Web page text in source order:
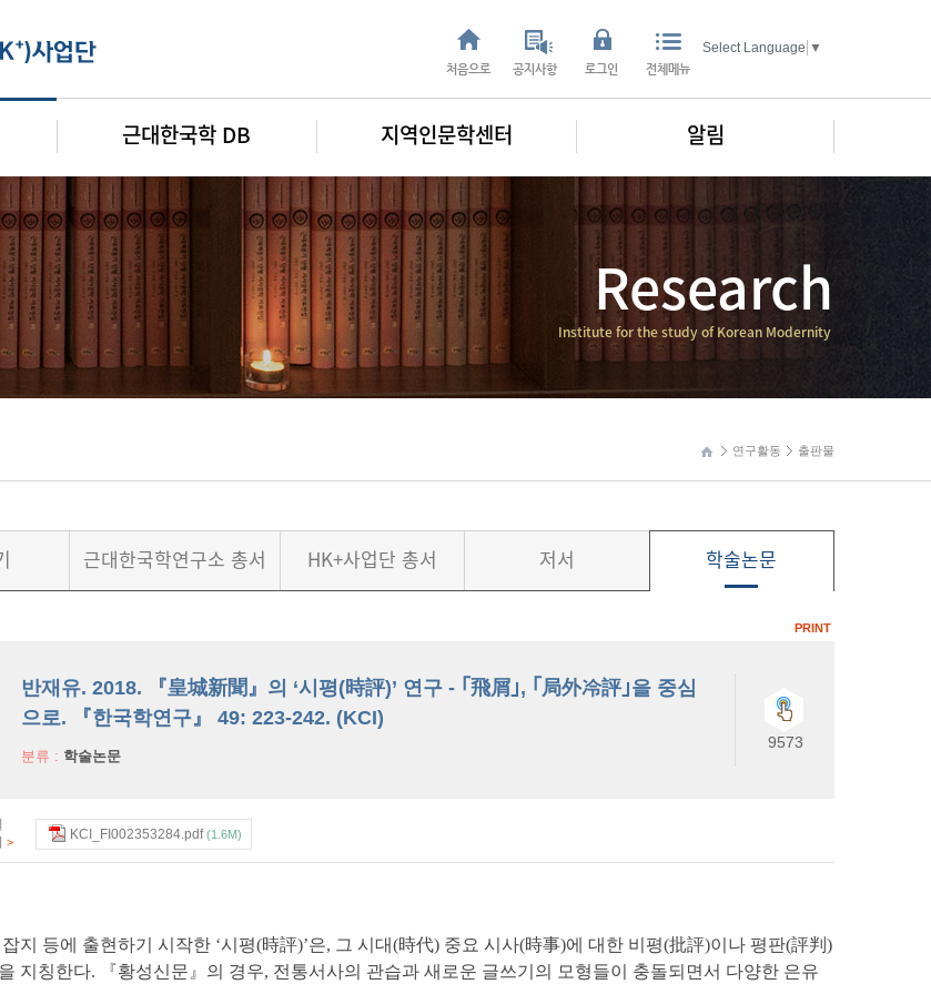
Select Language ▼
전체메뉴
로그인
공지사항
처음으로
근대한국학 DB 지역인문학센터 알림
Research
Institute for the study of Korean Modernity
연구활동 출판물
근대한국학연구소 총서 HK+사업단 총서 저서 학술논문
PRINT
반재유. 2018. 『皇城新聞』의 ‘시평(時評)’ 연구 - ｢飛屑｣, ｢局外冷評｣을 중심
으로. 『한국학연구』 49: 223-242. (KCI)
분류 : 학술논문
9573
> KCI_FI002353284.pdf (1.6M)
지 등에 출현하기 시작한 ‘시평(時評)’은, 그 시대(時代) 중요 시사(時事)에 대한 비평(批評)이나 평판(評判)
지칭한다. 『황성신문』의 경우, 전통서사의 관습과 새로운 글쓰기의 모형들이 충돌되면서 다양한 은유